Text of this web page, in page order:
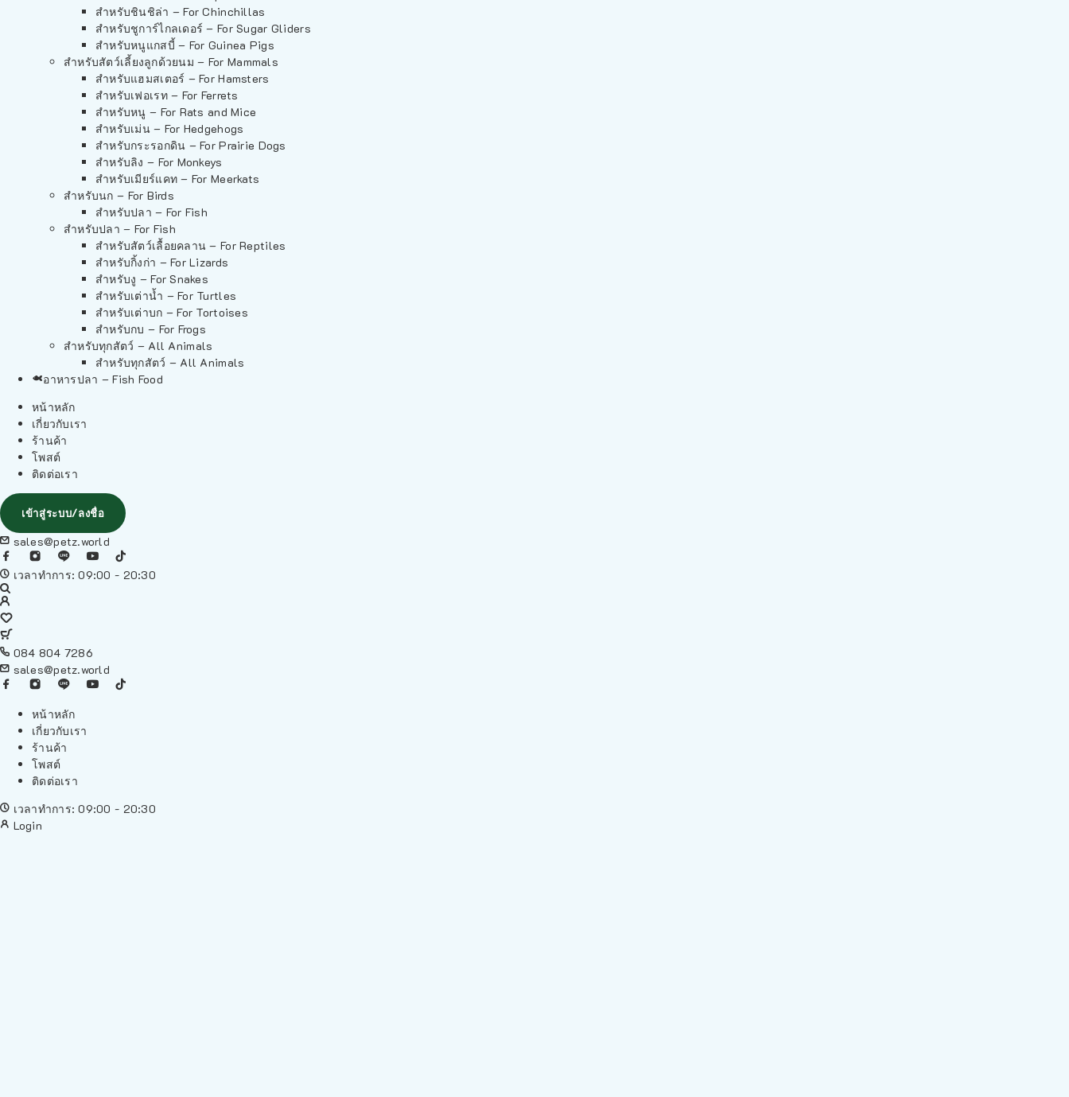
สำหรับชินชิล่า – For Chinchillas
สำหรับชูการ์ไกลเดอร์ – For Sugar Gliders
สำหรับหนูแกสบี้ – For Guinea Pigs
สำหรับสัตว์เลี้ยงลูกด้วยนม – For Mammals
สำหรับแฮมสเตอร์ – For Hamsters
สำหรับเฟอเรท – For Ferrets
สำหรับหนู – For Rats and Mice
สำหรับเม่น – For Hedgehogs
สำหรับกระรอกดิน – For Prairie Dogs
สำหรับลิง – For Monkeys
สำหรับเมียร์แคท – For Meerkats
สำหรับนก – For Birds
สำหรับปลา – For Fish
สำหรับปลา – For Fish
สำหรับสัตว์เลื้อยคลาน – For Reptiles
สำหรับกิ้งก่า – For Lizards
สำหรับงู – For Snakes
สำหรับเต่าน้ำ – For Turtles
สำหรับเต่าบก – For Tortoises
สำหรับกบ – For Frogs
สำหรับทุกสัตว์ – All Animals
สำหรับทุกสัตว์ – All Animals
อาหารปลา – Fish Food
หน้าหลัก
เกี่ยวกับเรา
ร้านค้า
โพสต์
ติดต่อเรา
เข้าสู่ระบบ/ลงชื่อ
sales@petz.world
เวลาทำการ: 09:00 - 20:30
084 804 7286
sales@petz.world
หน้าหลัก
เกี่ยวกับเรา
ร้านค้า
โพสต์
ติดต่อเรา
เวลาทำการ: 09:00 - 20:30
Login